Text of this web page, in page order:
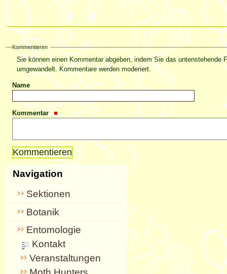
Kommentieren
Sie können einen Kommentar abgeben, indem Sie das
umgewandelt. Kommentare werden moderiert.
Name
Kommentar
Navigation
Sektionen
Botanik
Entomologie
Kontakt
Veranstaltungen